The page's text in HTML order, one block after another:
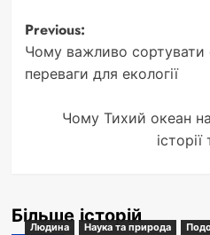
Post
navigation
Previous:
Чому важливо сортувати
переваги для екології
Чому Тихий океан
Більше історій
Людина Наука та природа